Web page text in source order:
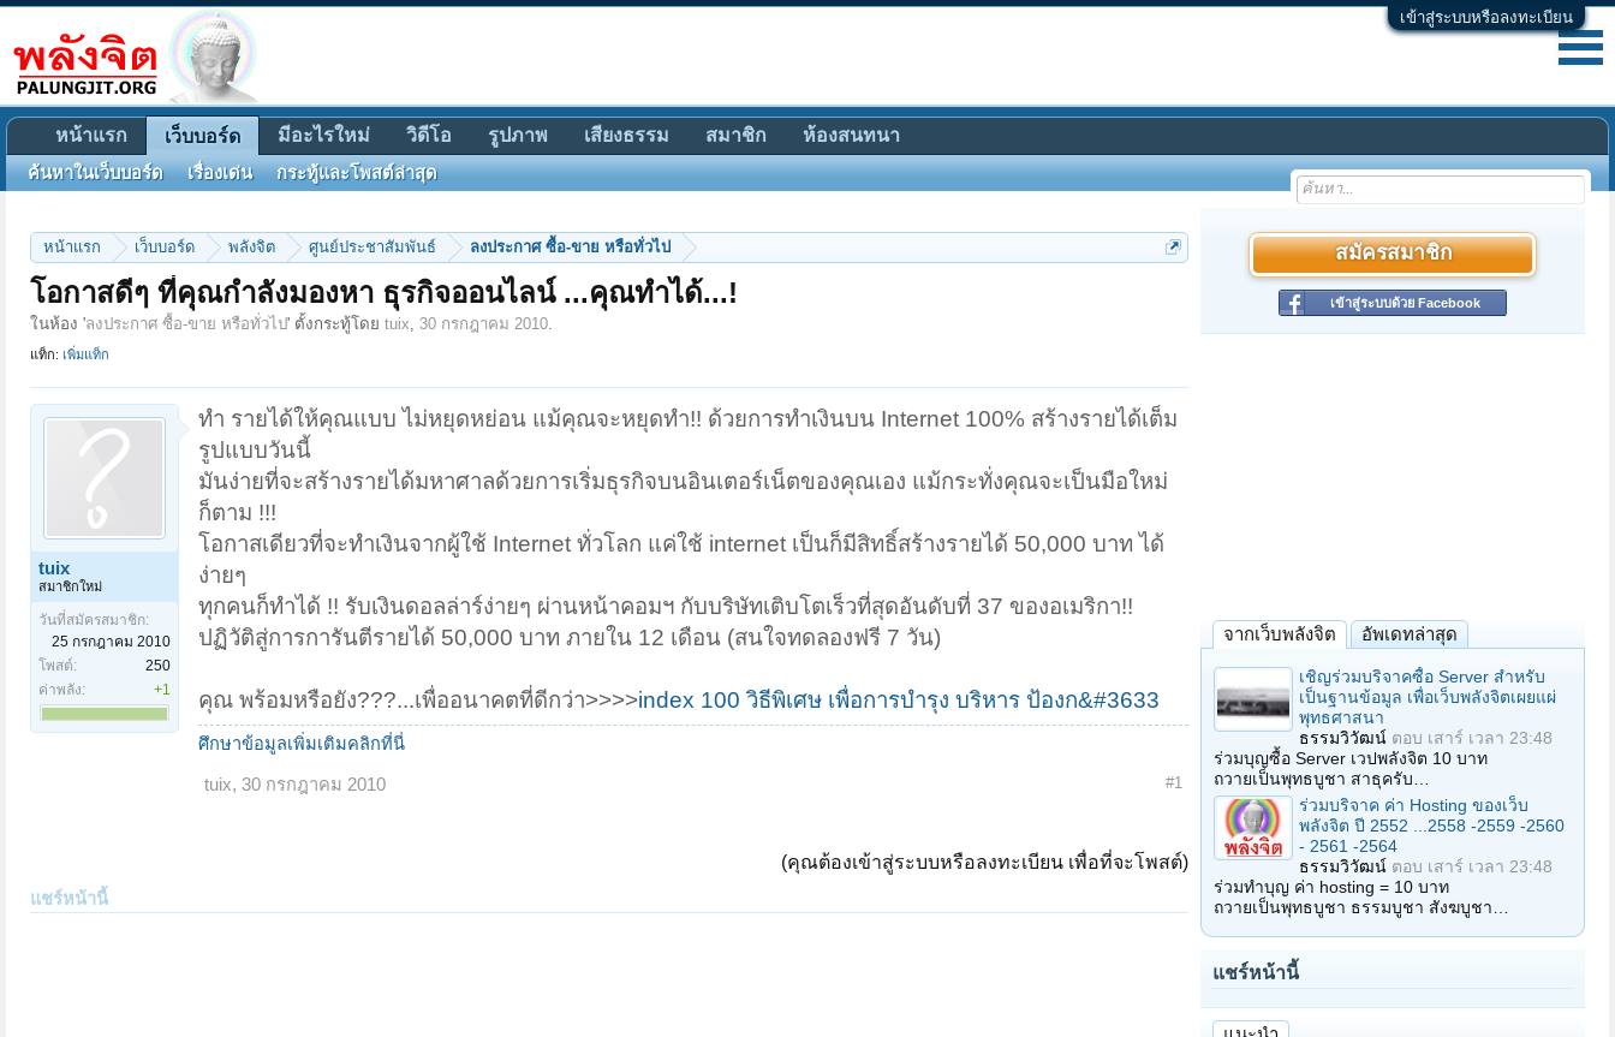
เข้าสู่ระบบหรือลงทะเบียน
หน้าแรก เว็บบอร์ด พลังจิต ศูนย์ประชาสัมพันธ์ ลงประกาศ ซื้อ-ขาย หรือทั่วไป
โอกาสดีๆ ที่คุณกำลังมองหา ธุรกิจออนไลน์ ...คุณทำได้...!
ในห้อง 'ลงประกาศ ซื้อ-ขาย หรือทั่วไป' ตั้งกระทู้โดย tuix, 30 กรกฎาคม 2010.
แท็ก: เพิ่มแท็ก
tuix
สมาชิกใหม่
วันที่สมัครสมาชิก:
25 กรกฎาคม 2010
โพสต์:
250
ค่าพลัง:
+1
ทำ รายได้ให้คุณแบบ ไม่หยุดหย่อน แม้คุณจะหยุดทำ!! ด้วยการทำเงินบน Internet 100% สร้างรายได้เต็ม
รูปแบบวันนี้
มันง่ายที่จะสร้างรายได้มหาศาลด้วยการเริ่มธุรกิจบนอินเตอร์เน็ตของคุณเอง แม้กระทั่งคุณจะเป็นมือใหม่
ก็ตาม !!!
โอกาสเดียวที่จะทำเงินจากผู้ใช้ Internet ทั่วโลก แค่ใช้ internet เป็นก็มีสิทธิ์สร้างรายได้ 50,000 บาท ได้
ง่ายๆ
ทุกคนก็ทำได้ !! รับเงินดอลล่าร์ง่ายๆ ผ่านหน้าคอมฯ กับบริษัทเติบโตเร็วที่สุดอันดับที่ 37 ของอเมริกา!!
ปฏิวัติสู่การการันตีรายได้ 50,000 บาท ภายใน 12 เดือน (สนใจทดลองฟรี 7 วัน)
คุณ พร้อมหรือยัง???...เพื่ออนาคตที่ดีกว่า>>>>index 100 วิธีพิเศษ เพื่อการบำรุง บริหาร ป้องก&#3633
ศึกษาข้อมูลเพิ่มเติมคลิกที่นี่
tuix, 30 กรกฎาคม 2010 #1
(คุณต้องเข้าสู่ระบบหรือลงทะเบียน เพื่อที่จะโพสต์)
แชร์หน้านี้
สมัครสมาชิก
เข้าสู่ระบบด้วย Facebook
จากเว็บพลังจิต อัพเดทล่าสุด
เชิญร่วมบริจาคซื้อ Server สำหรับ
เป็นฐานข้อมูล เพื่อเว็บพลังจิตเผยแผ่
พุทธศาสนา
ธรรมวิวัฒน์ ตอบ เสาร์ เวลา 23:48
ร่วมบุญซื้อ Server เวปพลังจิต 10 บาท
ถวายเป็นพุทธบูชา สาธุครับ…
ร่วมบริจาค ค่า Hosting ของเว็บ
พลังจิต ปี 2552 ...2558 -2559 -2560
- 2561 -2564
ธรรมวิวัฒน์ ตอบ เสาร์ เวลา 23:48
ร่วมทำบุญ ค่า hosting = 10 บาท
ถวายเป็นพุทธบูชา ธรรมบูชา สังฆบูชา…
แชร์หน้านี้
หน้าแรก เว็บบอร์ด
ค้นหาในเว็บบอร์ด เรื่องเด่น กระทู้และโพสต์ล่าสุด
มีอะไรใหม่ วิดีโอ รูปภาพ เสียงธรรม สมาชิก ห้องสนทนา